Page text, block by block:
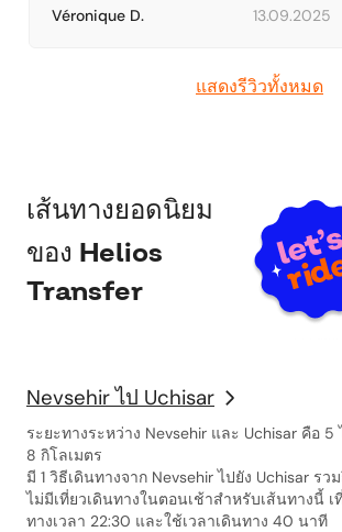
Véronique D. 13.09.2025
แสดงรีวิวทั้งหมด
เส้นทางยอดนิยม
ของ Helios
Transfer
Nevsehir ไป Uchisar
ระยะทางระหว่าง Nevsehir และ Uchisar คือ
8 กิโลเมตร
มี 1 วิธีเดินทางจาก Nevsehir ไปยัง Uchisar รว
ไม่มีเที่ยวเดินทางในตอนเช้าสำหรับเส้นทางนี้ เ
ทางเวลา 22:30 และใช้เวลาเดินทาง 40 นาที